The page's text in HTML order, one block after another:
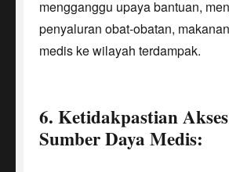
mengganggu upaya bantuan,
penyaluran obat-obatan,
medis ke wilayah terdampak.
6. Ketidakpastian
Sumber Daya Medis: